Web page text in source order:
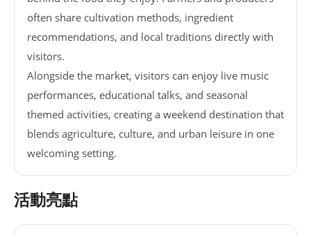
回
首
頁
網
站
導
覽
EN
Instagram
often share cultivation methods, ingredient
recommendations, and local traditions directly with
visitors.
Alongside the market, visitors can enjoy live music
performances, educational talks, and seasonal
themed activities, creating a weekend destination that
blends agriculture, culture, and urban leisure in one
welcoming setting.
活動亮點